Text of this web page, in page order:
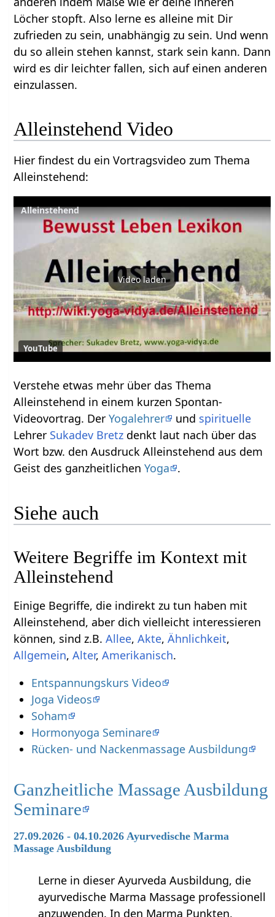
Löcher stopft. Also lerne es alleine mit Dir
zufrieden zu sein, unabhängig zu sein. Und wenn
du so allein stehen kannst, stark sein kann. Dann
wird es dir leichter fallen, sich auf einen anderen
einzulassen.
Alleinstehend‏‎ Video
Hier findest du ein Vortragsvideo zum Thema
Alleinstehend‏‎:
Alleinstehend
Video laden
YouTube
Verstehe etwas mehr über das Thema
Alleinstehend‏‎ in einem kurzen Spontan-
Videovortrag. DerYogalehrer und spirituelle
Lehrer Sukadev Bretz denkt laut nach über das
Wort bzw. den Ausdruck Alleinstehend‏‎ aus dem
Geist des ganzheitlichenYoga .
Siehe auch
Weitere Begriffe im Kontext mit
Einige Begriffe, die indirekt zu tun haben mit
Alleinstehend‏‎, aber dich vielleicht interessieren
können, sind z.B.
, ,
,
,Alter,
.
Entspannungskurs Video
Joga Videos
Soham
Hormonyoga Seminare
Rücken- und Nackenmassage Ausbildung
Ganzheitliche Massage Ausbildung
Seminare
27.09.2026 - 04.10.2026 Ayurvedische Marma
Massage Ausbildung
Lerne in dieser Ayurveda Ausbildung, die
ayurvedische Marma Massage professionell
anzuwenden. In den Marma Punkten,